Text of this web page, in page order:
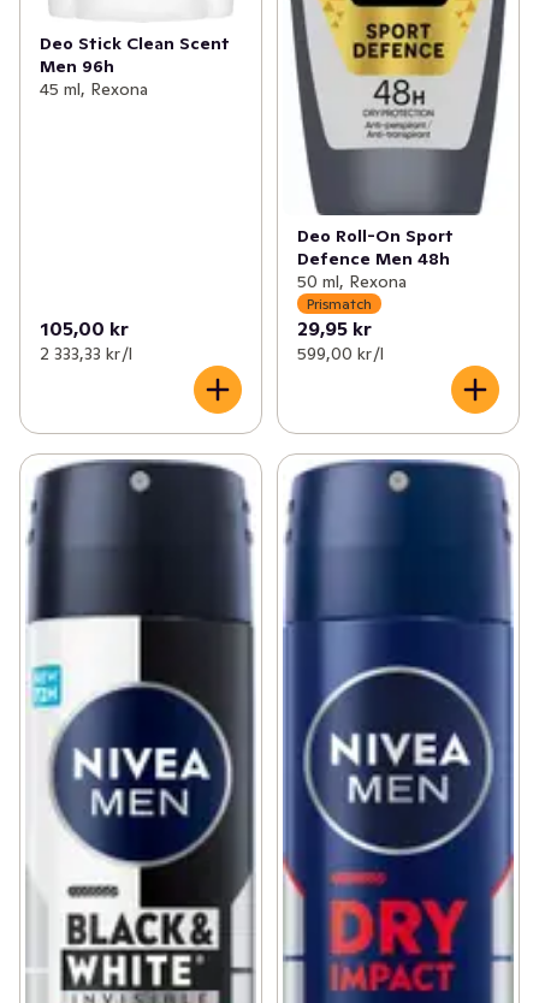
Deo Stick Clean Scent
Men 96h
45 ml, Rexona
105,00 kr
2 333,33 kr /l
Deo Roll-On Sport
Defence Men 48h
50 ml, Rexona
Prismatch
29,95 kr
599,00 kr /l